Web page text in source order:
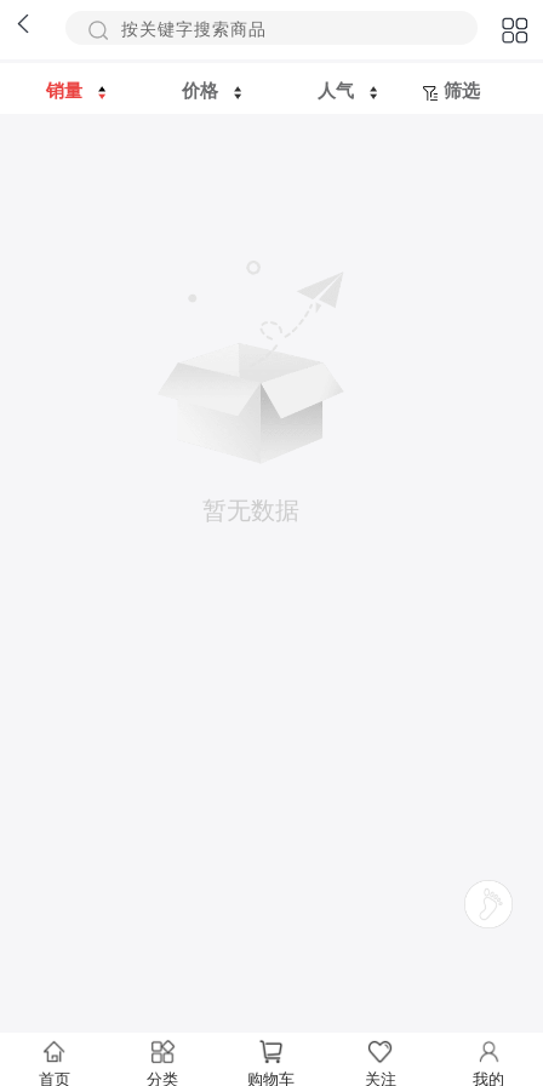
销量 价格 人气 筛选
暂无数据
首页 分类 购物车 关注 我的